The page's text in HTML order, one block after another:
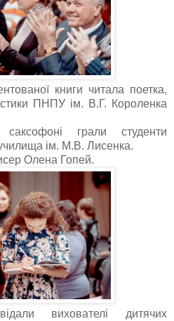
книги читала поетка,
ПНПУ ім. В.Г. Короленка
грали студенти
ім. М.В. Лисенка.
Олена Гопей.
вихователі дитячих